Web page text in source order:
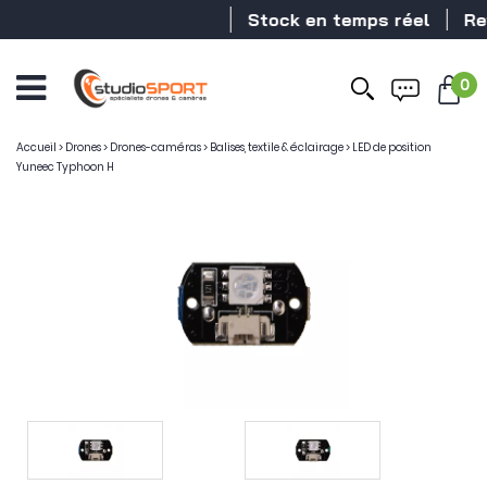
Stock en temps réel
0
Accueil > Drones> Drones-caméras> Balises, textile & éclairage> LED de position
Yuneec Typhoon H